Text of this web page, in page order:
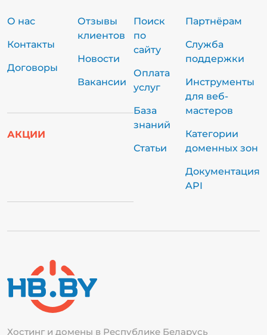
О нас
Контакты
Договоры
Отзывы
клиентов
Новости
Вакансии
АКЦИИ
Поиск
по
сайту
Оплата
услуг
База
знаний
Статьи
Партнёрам
Служба
поддержки
Инструменты
для веб-
мастеров
Категории
доменных зон
Документация
API
Хостинг и домены в Республике Беларусь